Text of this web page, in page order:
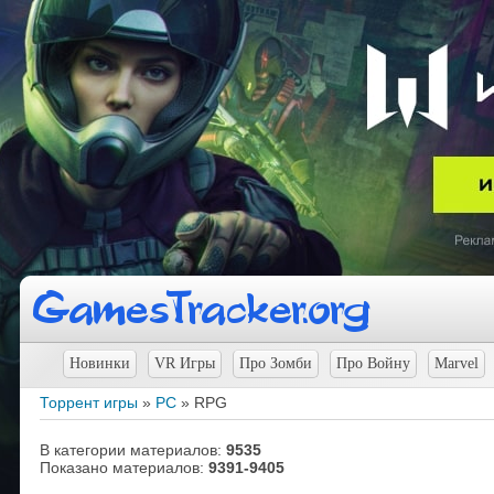
Новинки VR Игры Про Зомби Про Войну Marvel
Торрент игры » PC » RPG
В категории материалов: 9535
Показано материалов: 9391-9405